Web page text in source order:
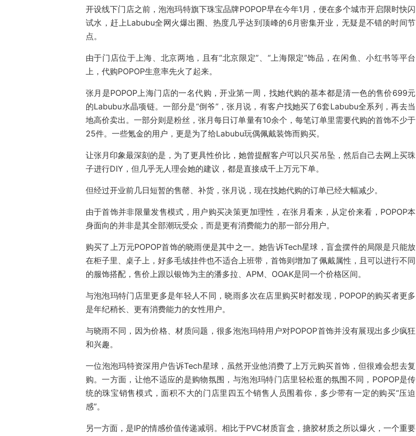
开设线下门店之前，泡泡玛特旗下珠宝品牌POPOP早在今年1月，便在多个城市开启限时快闪
试水，赶上Labubu全网火爆出圈、热度几乎达到顶峰的6月密集开业，无疑是不错的时间节
点。
由于门店位于上海、北京两地，且有“北京限定”、“上海限定”饰品，在闲鱼、小红书等平台
上，代购POPOP生意率先火了起来。
张月是POPOP上海门店的一名代购，开业第一周，找她代购的基本都是清一色的售价699元
的Labubu水晶项链。一部分是“倒爷”，张月说，有客户找她买了6套Labubu全系列，再去当
地高价卖出。一部分则是粉丝，张月每日订单量有10余个，每笔订单里需要代购的首饰不少于
25件。一些氪金的用户，更是为了给Labubu玩偶佩戴装饰而购买。
让张月印象最深刻的是，为了更具性价比，她曾提醒客户可以只买吊坠，然后自己去网上买珠
子进行DIY，但几乎无人理会她的建议，都是直接成千上万元下单。
但经过开业前几日短暂的售罄、补货，张月说，现在找她代购的订单已经大幅减少。
由于首饰并非限量发售模式，用户购买决策更加理性，在张月看来，从定价来看，POPOP本
身面向的并非是其全部潮玩受众，而是更有消费能力的那一部分用户。
购买了上万元POPOP首饰的晓雨便是其中之一。她告诉Tech星球，盲盒摆件的局限是只能放
在柜子里、桌子上，好多毛绒挂件也不适合上班带，首饰则增加了佩戴属性，且可以进行不同
的服饰搭配，售价上跟以银饰为主的潘多拉、APM、OOAK是同一个价格区间。
与泡泡玛特门店里更多是年轻人不同，晓雨多次在店里购买时都发现，POPOP的购买者更多
是年纪稍长、更有消费能力的女性用户。
与晓雨不同，因为价格、材质问题，很多泡泡玛特用户对POPOP首饰并没有展现出多少疯狂
和兴趣。
一位泡泡玛特资深用户告诉Tech星球，虽然开业他消费了上万元购买首饰，但很难会想去复
购。一方面，让他不适应的是购物氛围，与泡泡玛特门店里轻松逛的氛围不同，POPOP是传
统的珠宝销售模式，面积不大的门店里四五个销售人员围着你，多少带有一定的购买“压迫
感”。
另一方面，是IP的情感价值传递减弱。相比于PVC材质盲盒，搪胶材质之所以爆火，一个重要